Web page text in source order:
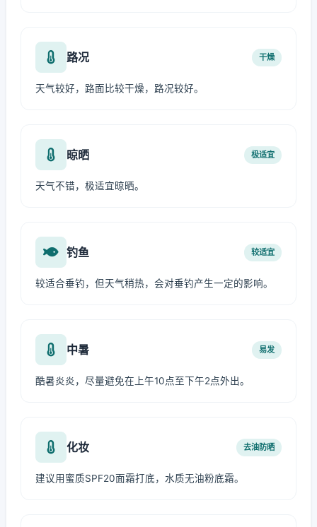
路况 干燥
天气较好，路面比较干燥，路况较好。
晾晒 极适宜
天气不错，极适宜晾晒。
钓鱼 较适宜
较适合垂钓，但天气稍热，会对垂钓产生一定的影响。
中暑 易发
酷暑炎炎，尽量避免在上午10点至下午2点外出。
化妆 去油防晒
建议用蜜质SPF20面霜打底，水质无油粉底霜。